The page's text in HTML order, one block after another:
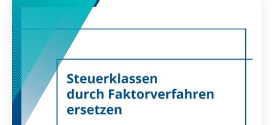
Menschen, die zugewandert sind, deren Eltern
zugewandert sind oder die selbst keinen
Migrationshintergrund haben?